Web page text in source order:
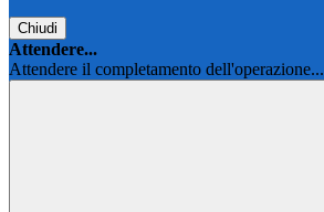
Chiudi
Attendere...
Attendere il completamento dell'operazione...